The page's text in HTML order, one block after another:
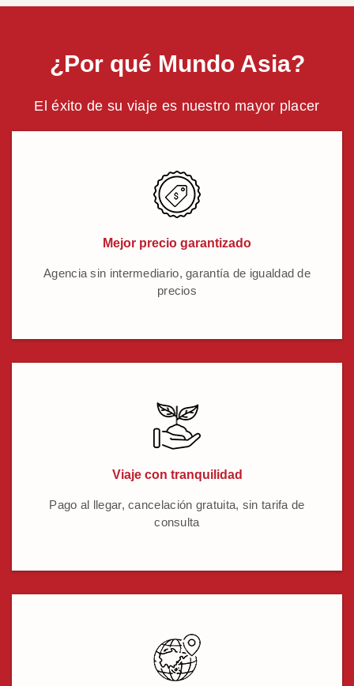
¿Por qué Mundo Asia?
El éxito de su viaje es nuestro mayor placer
Mejor precio garantizado
Agencia sin intermediario, garantía de igualdad de
precios
Viaje con tranquilidad
Pago al llegar, cancelación gratuita, sin tarifa de
consulta